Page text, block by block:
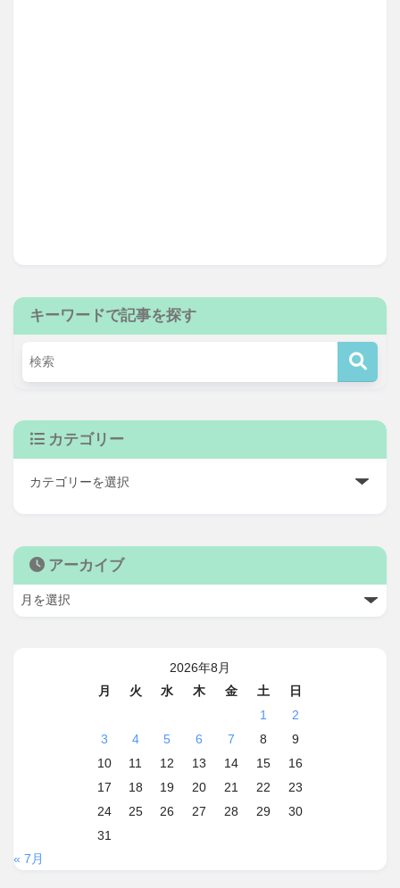
キーワードで記事を探す
カテゴリー
アーカイブ
2026年8月
月
火 水 木 金 土
日
1
2
3
4 5 6 7 8
9
10
11 12 13 14 15
16
17
18 19 20 21 22
23
24
25 26 27 28 29
30
31
« 7月